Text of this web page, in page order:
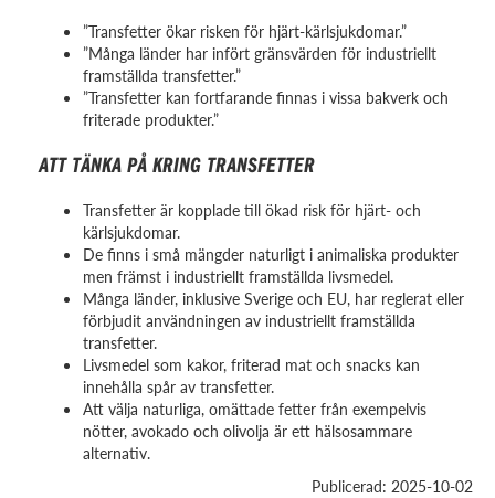
”Transfetter ökar risken för hjärt-kärlsjukdomar.”
”Många länder har infört gränsvärden för industriellt
framställda transfetter.”
”Transfetter kan fortfarande finnas i vissa bakverk och
friterade produkter.”
ATT TÄNKA PÅ KRING TRANSFETTER
Transfetter är kopplade till ökad risk för hjärt- och
kärlsjukdomar.
De finns i små mängder naturligt i animaliska produkter
men främst i industriellt framställda livsmedel.
Många länder, inklusive Sverige och EU, har reglerat eller
förbjudit användningen av industriellt framställda
transfetter.
Livsmedel som kakor, friterad mat och snacks kan
innehålla spår av transfetter.
Att välja naturliga, omättade fetter från exempelvis
nötter, avokado och olivolja är ett hälsosammare
alternativ.
Publicerad: 2025-10-02